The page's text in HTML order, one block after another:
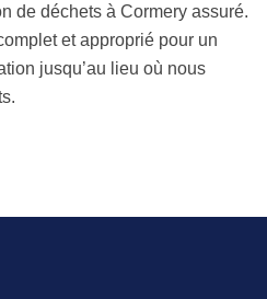
de déchets à Cormery assuré.
et approprié pour un
jusqu’au lieu où nous